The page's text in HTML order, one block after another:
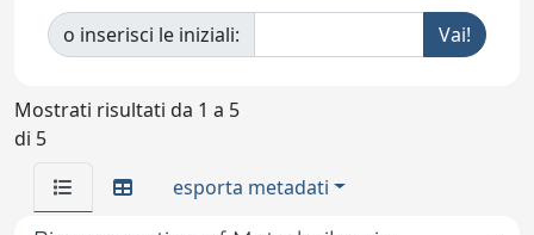
o inserisci le iniziali:
Mostrati risultati da 1 a 5
di 5
esporta metadati